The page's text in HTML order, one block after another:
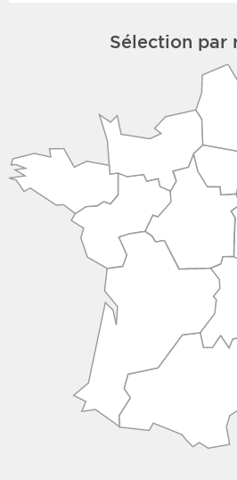
Sélection par